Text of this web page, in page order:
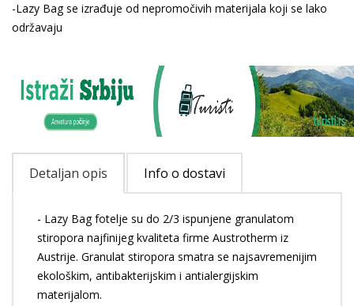
-Lazy Bag se izrađuje od nepromočivih materijala koji se lako
održavaju
Detaljan opis Info o dostavi
- Lazy Bag fotelje su do 2/3 ispunjene granulatom
stiropora najfinijeg kvaliteta firme Austrotherm iz
Austrije. Granulat stiropora smatra se najsavremenijim
ekološkim, antibakterijskim i antialergijskim
materijalom.